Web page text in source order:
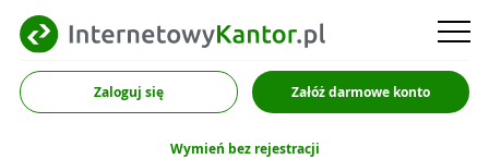
Zaloguj się Załóż darmowe konto
Wymień bez rejestracji